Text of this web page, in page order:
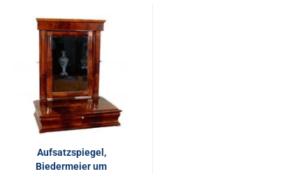
Aufsatzspiegel,
Biedermeier um